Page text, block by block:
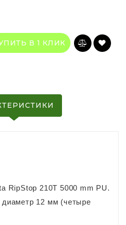
В 1 КЛИК
RipStop 210T 5000 mm PU.
диаметр 12 мм (четыре